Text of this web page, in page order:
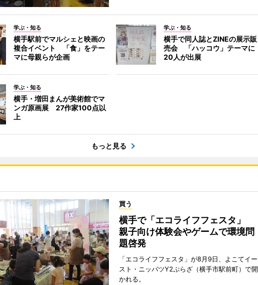
学ぶ・知る
横手駅前でマルシェと映画の
複合イベント 「食」をテー
マに母親らが企画
学ぶ・知る
横手で同人誌とZINEの展示販
売会 「ハッコウ」テーマに
20人が出展
学ぶ・知る
横手・増田まんが美術館でマ
ンガ原画展 27作家100点以
上
もっと見る
買う
横手で「エコライフフェスタ」
親子向け体験会やゲームで環境問
題啓発
「エコライフフェスタ」が8月9日、よこてイー
スト・ニッパツY2ぷらざ（横手市駅前町）で開
かれる。